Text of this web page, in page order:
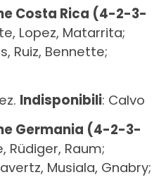
Costa Rica (4-2-3-
Lopez, Matarrita;
Ruiz, Bennette;
Indisponibili: Calvo
Germania (4-2-3-
Rüdiger, Raum;
Musiala, Gnabry;